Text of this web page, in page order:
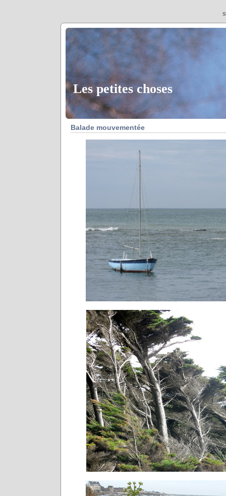
Les petites choses
Balade mouvementée